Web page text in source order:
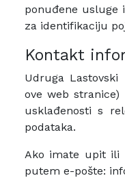
ponuđene usluge
za identifikaciju
Kontakt
Udruga
ove web stranice)
usklađenosti s
podataka.
Ako imate upit ili
putem e-pošte: